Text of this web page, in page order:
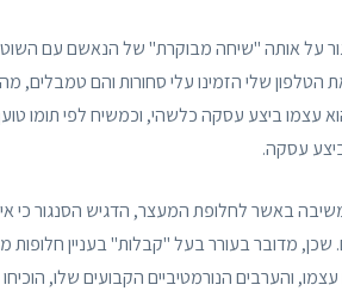
על אותה "שיחה מבוקרת" של הנאשם עם
הטלפון שלי הזמינו עלי סחורות והם
עצמו ביצע עסקה כלשהי, וכמשיח לפי תומו
עסקה.
באשר לחלופת המעצר, הדגיש הסנגור כי
מדובר בעורר בעל "קבלות" בעניין חלופות
והערבים הנורמטיביים הקבועים שלו,